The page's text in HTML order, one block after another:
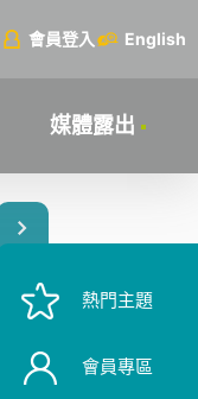
會員登入 English
媒體露出
熱門主題
會員專區